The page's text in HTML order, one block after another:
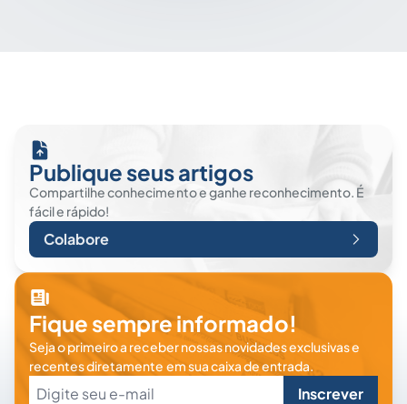
Publique seus artigos
Compartilhe conhecimento e ganhe reconhecimento. É
fácil e rápido!
Colabore
Fique sempre informado!
Seja o primeiro a receber nossas novidades exclusivas e
recentes diretamente em sua caixa de entrada.
Inscrever